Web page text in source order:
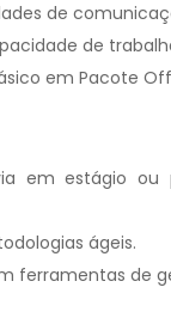
de
de
em Pacote
em estágio ou
ágeis.
ferramentas de